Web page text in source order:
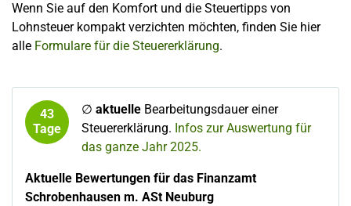
Wenn Sie auf den Komfort und die Steuertipps von
Lohnsteuer kompakt verzichten möchten, finden Sie hier
alle Formulare für die Steuererklärung.
43
Tage
∅ aktuelle Bearbeitungsdauer einer
Steuererklärung. Infos zur Auswertung für
das ganze Jahr 2025.
Aktuelle Bewertungen für das Finanzamt
Schrobenhausen m. ASt Neuburg